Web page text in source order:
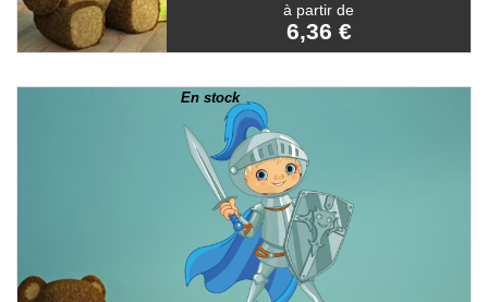
à partir de
6,36 €
En stock